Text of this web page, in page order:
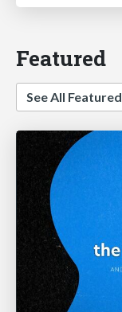
Featured
See All Featured